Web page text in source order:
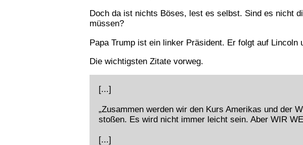
Doch da ist nichts Böses, lest es selbst. Sind es nicht
müssen?
Papa Trump ist ein linker Präsident. Er folgt auf Lincoln
Die wichtigsten Zitate vorweg.
[...]
„Zusammen werden wir den Kurs Amerikas und der
stoßen. Es wird nicht immer leicht sein. Aber WIR
[...]